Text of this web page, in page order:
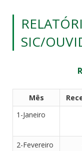
SIC/
Mês
1-Janeiro
2-Fevereiro